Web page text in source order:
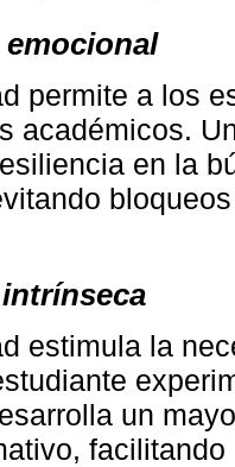
permite a los
académicos.
en la
estimula la
un